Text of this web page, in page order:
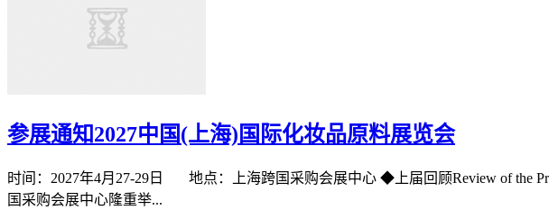
参展通知2027中国(上海)国际化妆品原料展览会
时间：2027年4月27-29日 地点：上海跨国采购会展中心 ◆上届回顾Review of the
国采购会展中心隆重举...